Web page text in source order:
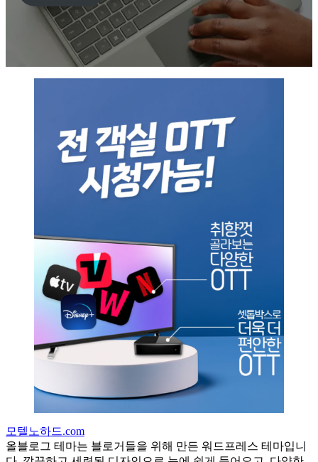
모텔노하드.com
올블로그 테마는 블로거들을 위해 만든 워드프레스 테마입니